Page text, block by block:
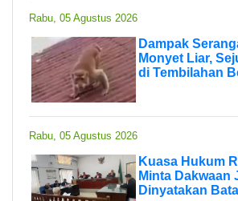
Rabu, 05 Agustus 2026
Dampak
Monyet Liar,
di Tembilahan
Rabu, 05 Agustus 2026
Kuasa Hukum
Minta Dakwaan
Dinyatakan